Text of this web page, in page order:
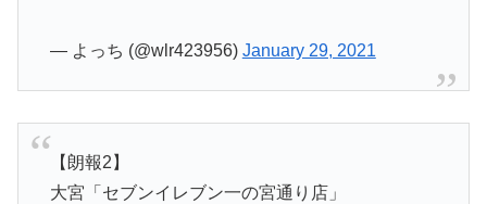
— よっち (@wlr423956) January 29, 2021
【朗報2】
大宮「セブンイレブン一の宮通り店」